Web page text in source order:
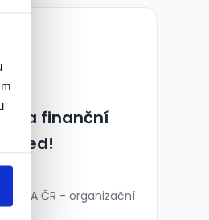
a finanční
SLUŽBA ČR - organizační